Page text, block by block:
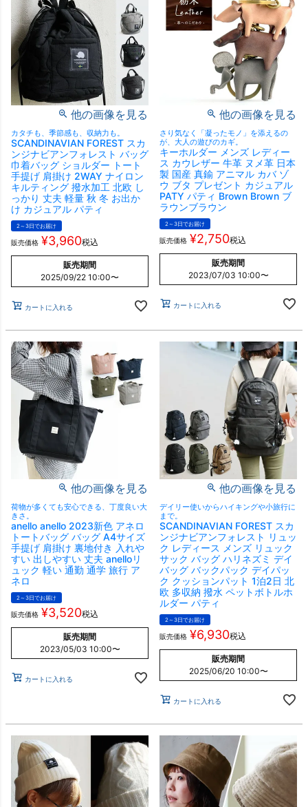
他の画像を見る
カタチも、季節感も、収納力も。
SCANDINAVIAN FOREST スカ
ンジナビアンフォレスト バッグ
巾着バッグ ショルダー トート
手提げ 肩掛け 2WAY ナイロン
キルティング 撥水加工 北欧 し
っかり 丈夫 軽量 秋 冬 お出か
け カジュアル パティ
2～3日でお届け
販売価格 ¥3,960税込
販売期間
2025/09/22 10:00〜
カートに入れる
他の画像を見る
さり気なく「凝ったモノ」を添えるの
が、大人の遊びのカギ。
キーホルダー メンズ レディー
ス カウレザー 牛革 ヌメ革 日本
製 国産 真鍮 アニマル カバ ゾ
ウ ブタ プレゼント カジュアル
PATY パティ Brown Brown ブ
ラウンブラウン
2～3日でお届け
販売価格 ¥2,750税込
販売期間
2023/07/03 10:00〜
カートに入れる
他の画像を見る
荷物が多くても安心できる、丁度良い大
きさ。
anello anello 2023新色 アネロ
トートバッグ バッグ A4サイズ
手提げ 肩掛け 裏地付き 入れや
すい 出しやすい 丈夫 anelloリ
ュック 軽い 通勤 通学 旅行 ア
ネロ
2～3日でお届け
販売価格 ¥3,520税込
販売期間
2023/05/03 10:00〜
カートに入れる
他の画像を見る
デイリー使いからハイキングや小旅行に
まで。
SCANDINAVIAN FOREST スカ
ンジナビアンフォレスト リュッ
ク レディース メンズ リュック
サック バッグ ハリネズミ デイ
バッグ バックパック デイパッ
ク クッションパット 1泊2日 北
欧 多収納 撥水 ペットボトルホ
ルダー パティ
2～3日でお届け
販売価格 ¥6,930税込
販売期間
2025/06/20 10:00〜
カートに入れる